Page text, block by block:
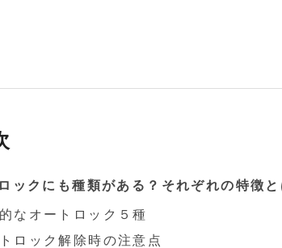
ックにも種類がある？それぞれの特徴と
なオートロック５種
ロック解除時の注意点